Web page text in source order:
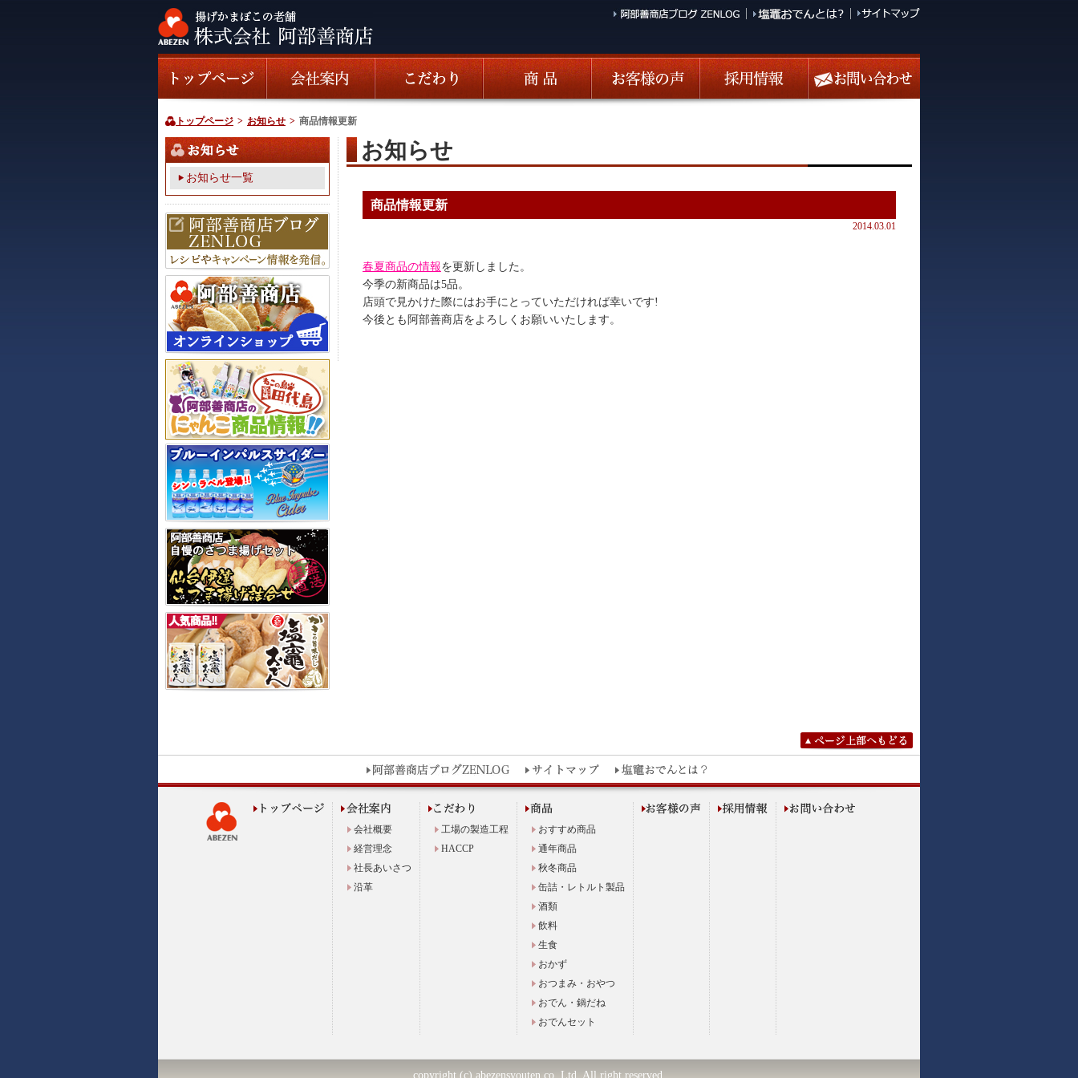
トップページ > お知らせ > 商品情報更新
お知らせ一覧
お知らせ
商品情報更新
2014.03.01
春夏商品の情報を更新しました。
今季の新商品は5品。
店頭で見かけた際にはお手にとっていただければ幸いです!
今後とも阿部善商店をよろしくお願いいたします。
会社概要
経営理念
社長あいさつ
沿革
工場の製造工程
HACCP
おすすめ商品
通年商品
秋冬商品
缶詰・レトルト製品
酒類
飲料
生食
おかず
おつまみ・おやつ
おでん・鍋だね
おでんセット
copyright (c) abezensyouten co.,Ltd. All right reserved.